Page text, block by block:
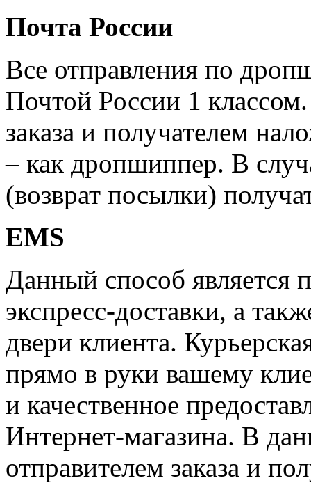
Почта России
Все отправления по
Почтой России 1
заказа и получателем
– как дропшиппер. В
(возврат посылки)
EMS
Данный способ является
экспресс-доставки, а
двери клиента.
прямо в руки вашему
и качественное
Интернет-магазина. В
отправителем заказа и